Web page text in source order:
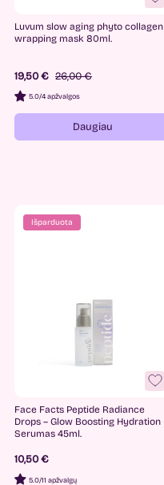
Luvum slow aging phyto collagen
wrapping mask 80ml.
19,50 € 26,00 €
5.0/4 apžvalgos
Daugiau
Išparduota
Face Facts Peptide Radiance
Drops – Glow Boosting Hydration
Serumas 45ml.
10,50 €
5.0/11 apžvalgų